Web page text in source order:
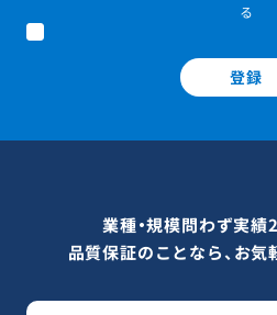
る
登録
業種・規模問わず実績
品質保証のことなら、お